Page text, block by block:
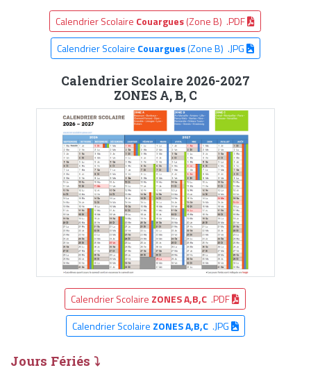
Calendrier Scolaire Couargues(Zone B) .PDF
Calendrier Scolaire Couargues(Zone B) .JPG
Calendrier Scolaire 2026-2027
ZONES A, B, C
Calendrier Scolaire ZONES A,B,C .PDF
Calendrier Scolaire ZONES A,B,C.JPG
Jours Fériés ⤵